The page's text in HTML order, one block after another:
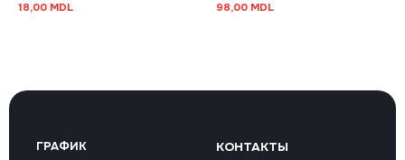
18,00 MDL
98,00 MDL
КОНТАКТЫ
ГРАФИК